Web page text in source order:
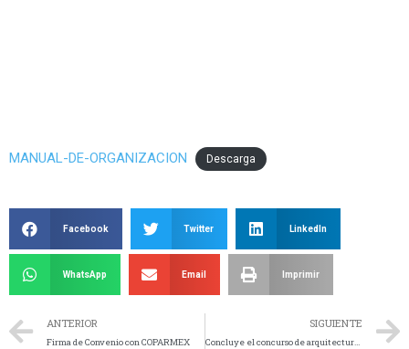
MANUAL-DE-ORGANIZACION Descarga
Facebook Twitter LinkedIn
WhatsApp Email Imprimir
ANTERIOR
Firma de Convenio con COPARMEX
SIGUIENTE
Concluye el concurso de arquitectura Utopía